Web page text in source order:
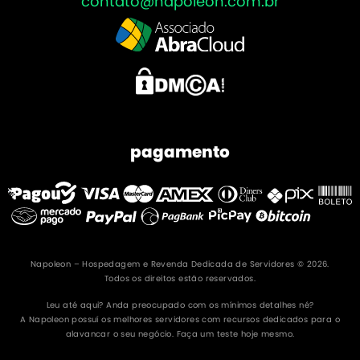
pagamento
Napoleon – Hospedagem e Revenda Dedicada de Servidores © 2026.
Todos os direitos estão reservados.
Leu até aqui? Anda preocupado com os mínimos detalhes né?
A Napoleon possuí os melhores servidores com recursos dedicados para o
alavancar o seu negócio. Faça um teste hoje mesmo.